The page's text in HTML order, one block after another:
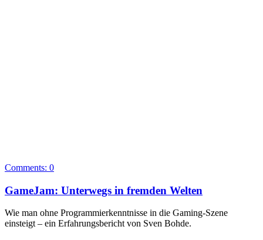
Comments: 0
GameJam: Unterwegs in fremden Welten
Wie man ohne Programmierkenntnisse in die Gaming-Szene
einsteigt – ein Erfahrungsbericht von Sven Bohde.